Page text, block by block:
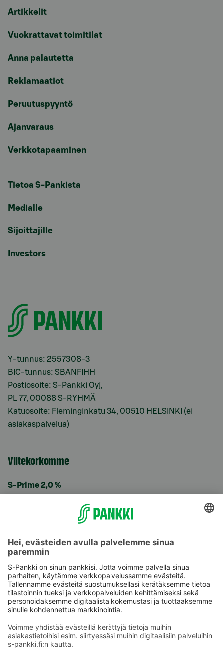
Artikkelit
Vuokrattavat toimitilat
Anna palautetta
Reklamaatiot
Peruutuspyyntö
Ajanvaraus
Verkkotapaaminen
Tietoa S-Pankista
Medialle
Sijoittajille
Investors
Y-tunnus: 2557308-3
BIC-tunnus: SBANFIHH
Postiosoite: S-Pankki Oyj,
PL 77, 00088 S-RYHMÄ
Katuosoite: Fleminginkatu 34, 00510 HELSINKI (ei
asiakaspalvelua)
Viitekorkomme
S-Prime 2,0 %
Käyttöehdot
Saavutettavuusseloste